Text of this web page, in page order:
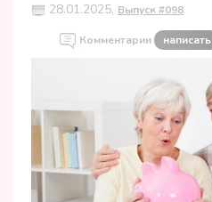
28.01.2025, Выпуск #098
Комментарии написать